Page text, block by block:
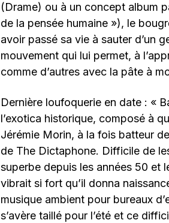
(Drame) ou à un concept album
de la pensée humaine »), le
avoir passé sa vie à sauter d’un
mouvement qui lui permet, à
comme d’autres avec la pâte à
Dernière loufoquerie en date : «
l’exotica historique, composé à
Jérémie Morin, à la fois batteur
de The Dictaphone. Difficile de
superbe depuis les années 50 et
vibrait si fort qu’il donna
musique ambient pour bureaux
s’avère taillé pour l’été et ce